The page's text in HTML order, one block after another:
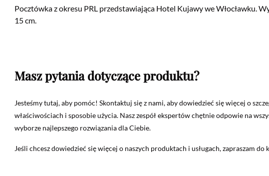
Pocztówka z okresu PRL przedstawiająca Hotel Kujawy we Włocławku.
15 cm.
Masz pytania dotyczące produktu?
Jesteśmy tutaj, aby pomóc! Skontaktuj się z nami, aby dowiedzieć się więcej o
właściwościach i sposobie użycia. Nasz zespół ekspertów chętnie odpowie na
wyborze najlepszego rozwiązania dla Ciebie.
Jeśli chcesz dowiedzieć się więcej o naszych produktach i usługach, zapraszam do